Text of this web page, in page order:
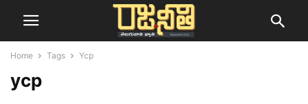
Home Tags Ycp
ycp